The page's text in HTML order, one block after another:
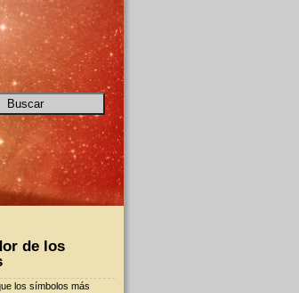
de los
los símbolos más